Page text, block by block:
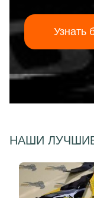
Узнать
НАШИ